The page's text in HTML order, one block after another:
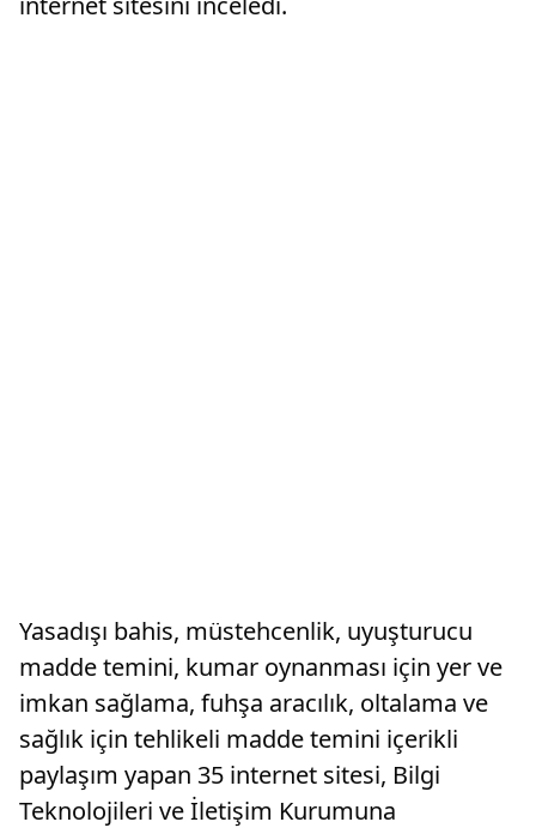
Yasadışı bahis, müstehcenlik, uyuşturucu
madde temini, kumar oynanması için yer ve
imkan sağlama, fuhşa aracılık, oltalama ve
sağlık için tehlikeli madde temini içerikli
paylaşım yapan 35 internet sitesi, Bilgi
Teknolojileri ve İletişim Kurumuna